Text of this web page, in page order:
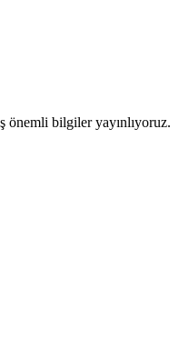
önemli bilgiler yayınlıyoruz.